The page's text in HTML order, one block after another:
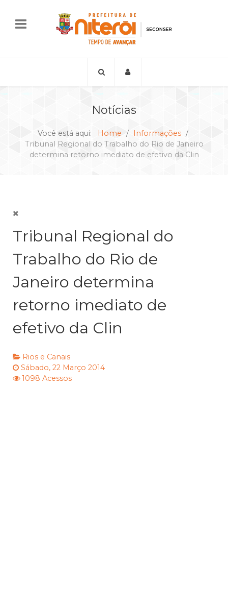
Notícias
Você está aqui: Home
Informações
Tribunal Regional do Trabalho do Rio de Janeiro
determina retorno imediato de efetivo da Clin
Tribunal Regional do
Trabalho do Rio de
Janeiro determina
retorno imediato de
efetivo da Clin
Rios e Canais
Sábado, 22 Março 2014
1098 Acessos